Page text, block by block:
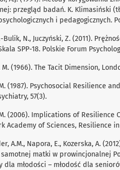
przegląd badań. K. Klimasiński
i pedagogicznych.
Bulik, N., Juczyński, Z. (2011).
SPP-18. Polskie Forum
M. (1966). The Tacit Dimension,
(1987). Psychosocial Resilience
57(3).
(2006). Implications of Resilience
Academy of Sciences, Resilience
A.M., Napora, E., Kozerska, A.
matki w prowincjonalnej
dla młodości – młodość dla